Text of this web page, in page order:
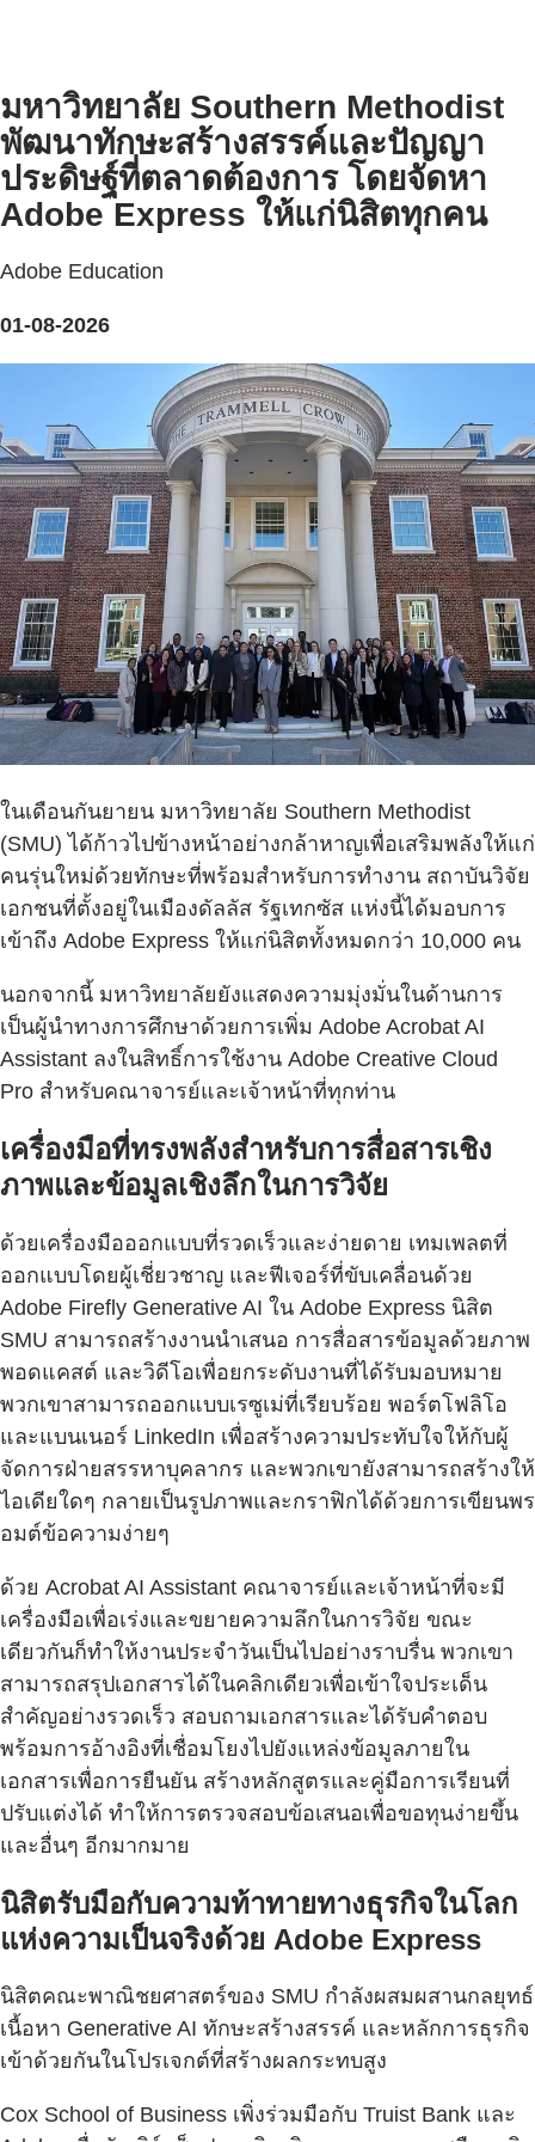
มหาวิทยาลัย Southern Methodist
พัฒนาทักษะสร้างสรรค์และปัญญา
ประดิษฐ์ที่ตลาดต้องการ โดยจัดหา
Adobe Express ให้แก่นิสิตทุกคน
Adobe Education
01-08-2026
ในเดือนกันยายน มหาวิทยาลัย Southern Methodist
(SMU) ได้ก้าวไปข้างหน้าอย่างกล้าหาญเพื่อเสริมพลังให้แก่
คนรุ่นใหม่ด้วยทักษะที่พร้อมสำหรับการทำงาน สถาบันวิจัย
เอกชนที่ตั้งอยู่ในเมืองดัลลัส รัฐเทกซัส แห่งนี้ได้มอบการ
เข้าถึง Adobe Express ให้แก่นิสิตทั้งหมดกว่า 10,000 คน
นอกจากนี้ มหาวิทยาลัยยังแสดงความมุ่งมั่นในด้านการ
เป็นผู้นำทางการศึกษาด้วยการเพิ่ม Adobe Acrobat AI
Assistant ลงในสิทธิ์การใช้งาน Adobe Creative Cloud
Pro สำหรับคณาจารย์และเจ้าหน้าที่ทุกท่าน
เครื่องมือที่ทรงพลังสำหรับการสื่อสารเชิง
ภาพและข้อมูลเชิงลึกในการวิจัย
ด้วยเครื่องมือออกแบบที่รวดเร็วและง่ายดาย เทมเพลตที่
ออกแบบโดยผู้เชี่ยวชาญ และฟีเจอร์ที่ขับเคลื่อนด้วย
Adobe Firefly Generative AI ใน Adobe Express นิสิต
SMU สามารถสร้างงานนำเสนอ การสื่อสารข้อมูลด้วยภาพ
พอดแคสต์ และวิดีโอเพื่อยกระดับงานที่ได้รับมอบหมาย
พวกเขาสามารถออกแบบเรซูเม่ที่เรียบร้อย พอร์ตโฟลิโอ
และแบนเนอร์ LinkedIn เพื่อสร้างความประทับใจให้กับผู้
จัดการฝ่ายสรรหาบุคลากร และพวกเขายังสามารถสร้างให้
ไอเดียใดๆ กลายเป็นรูปภาพและกราฟิกได้ด้วยการเขียนพร
อมต์ข้อความง่ายๆ
ด้วย Acrobat AI Assistant คณาจารย์และเจ้าหน้าที่จะมี
เครื่องมือเพื่อเร่งและขยายความลึกในการวิจัย ขณะ
เดียวกันก็ทำให้งานประจำวันเป็นไปอย่างราบรื่น พวกเขา
สามารถสรุปเอกสารได้ในคลิกเดียวเพื่อเข้าใจประเด็น
สำคัญอย่างรวดเร็ว สอบถามเอกสารและได้รับคำตอบ
พร้อมการอ้างอิงที่เชื่อมโยงไปยังแหล่งข้อมูลภายใน
เอกสารเพื่อการยืนยัน สร้างหลักสูตรและคู่มือการเรียนที่
ปรับแต่งได้ ทำให้การตรวจสอบข้อเสนอเพื่อขอทุนง่ายขึ้น
และอื่นๆ อีกมากมาย
นิสิตรับมือกับความท้าทายทางธุรกิจในโลก
แห่งความเป็นจริงด้วย Adobe Express
นิสิตคณะพาณิชยศาสตร์ของ SMU กำลังผสมผสานกลยุทธ์
เนื้อหา Generative AI ทักษะสร้างสรรค์ และหลักการธุรกิจ
เข้าด้วยกันในโปรเจกต์ที่สร้างผลกระทบสูง
Cox School of Business เพิ่งร่วมมือกับ Truist Bank และ